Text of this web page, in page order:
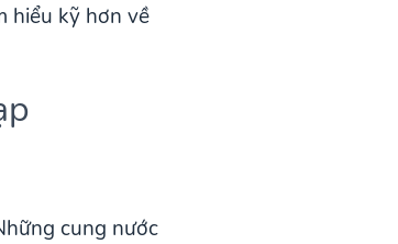
hiểu kỹ hơn về
cung nước